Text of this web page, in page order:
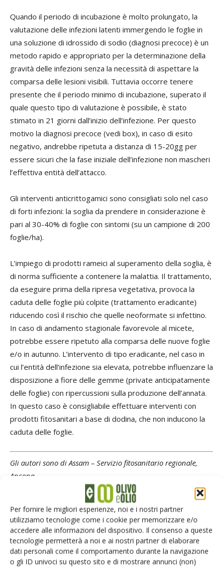
Per fornire le migliori esperienze, noi e i nostri partner
utilizziamo tecnologie come i cookie per memorizzare e/o
accedere alle informazioni del dispositivo. Il consenso a queste
tecnologie permetterà a noi e ai nostri partner di elaborare
dati personali come il comportamento durante la navigazione
o gli ID univoci su questo sito e di mostrare annunci (non)
Quando il periodo di incubazione è molto prolungato, la
valutazione delle infezioni latenti immergendo le foglie in
una soluzione di idrossido di sodio (diagnosi precoce) è un
metodo rapido e appropriato per la determinazione della
gravità delle infezioni senza la necessità di aspettare la
comparsa delle lesioni visibili. Tuttavia occorre tenere
presente che il periodo minimo di incubazione, superato il
quale questo tipo di valutazione è possibile, è stato
stimato in 21 giorni dall’inizio dell’infezione. Per questo
motivo la diagnosi precoce (vedi box), in caso di esito
negativo, andrebbe ripetuta a distanza di 15-20gg per
essere sicuri che la fase iniziale dell’infezione non mascheri
l’effettiva entità dell’attacco.
Gli interventi anticrittogamici sono consigliati solo nel caso
di forti infezioni: la soglia da prendere in considerazione è
pari al 30-40% di foglie con sintomi (su un campione di 200
foglie/ha).
L’impiego di prodotti rameici al superamento della soglia, è
di norma sufficiente a contenere la malattia. Il trattamento,
da eseguire prima della ripresa vegetativa, provoca la
caduta delle foglie più colpite (trattamento eradicante)
riducendo così il rischio che quelle neoformate si infettino.
In caso di andamento stagionale favorevole al micete,
potrebbe essere ripetuto alla comparsa delle nuove foglie
e/o in autunno. L’intervento di tipo eradicante, nel caso in
cui l’entità dell’infezione sia elevata, potrebbe influenzare la
disposizione a fiore delle gemme (private anticipatamente
delle foglie) con ripercussioni sulla produzione dell’annata.
In questo caso è consigliabile effettuare interventi con
prodotti fitosanitari a base di dodina, che non inducono la
caduta delle foglie.
Gli autori sono di Assam – Servizio fitosanitario regionale,
Ancona
TAG Difesa occhio di pavone rogna dell’olivo
Facebook Twitter